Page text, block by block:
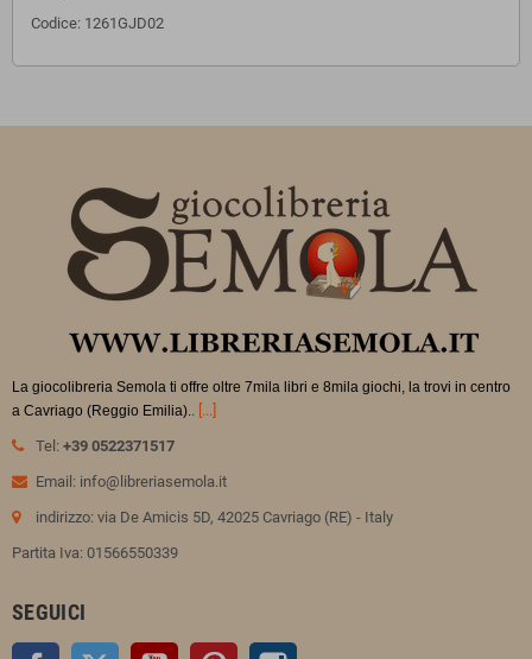
Codice: 1261GJD02
La giocolibreria Semola ti offre oltre 7mila libri e 8mila giochi, la trovi in centro
a Cavriago (Reggio Emilia). . [...]
Tel: +39 0522371517
Email: info@libreriasemola.it
indirizzo: via De Amicis 5D, 42025 Cavriago (RE) - Italy
Partita Iva: 01566550339
SEGUICI
Facebook Twitter YouTube Pinterest